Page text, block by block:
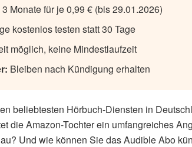
3 Monate für je 0,99 € (bis 29.01.2026)
kostenlos testen statt 30 Tage
möglich, keine Mindestlaufzeit
Bleiben nach Kündigung erhalten
beliebtesten Hörbuch-Diensten in
die Amazon-Tochter ein umfangreiches
Und wie können Sie das Audible Abo